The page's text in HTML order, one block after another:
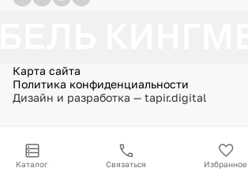
Карта сайта
Политика конфиденциальности
Дизайн и разработка — tapir.digital
Каталог Связаться Избранное